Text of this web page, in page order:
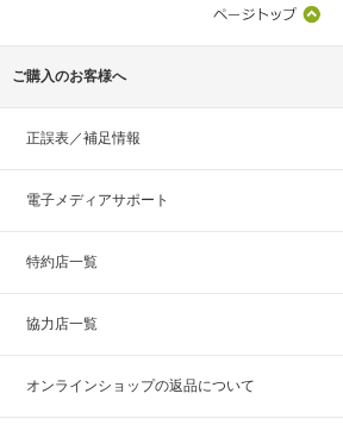
ご購入のお客様へ
正誤表／補足情報
電子メディアサポート
特約店一覧
協力店一覧
オンラインショップの返品について